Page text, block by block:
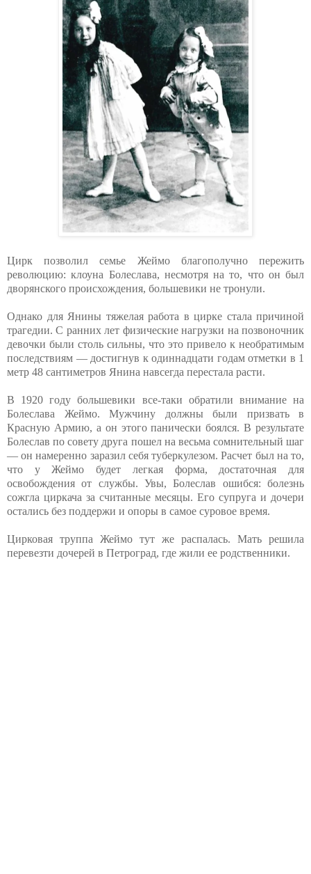
Цирк позволил семье Жеймо благополучно пережить
революцию: клоуна Болеслава, несмотря на то, что он был
дворянского происхождения, большевики не тронули.
Однако для Янины тяжелая работа в цирке стала причиной
трагедии. С ранних лет физические нагрузки на позвоночник
девочки были столь сильны, что это привело к необратимым
последствиям — достигнув к одиннадцати годам отметки в 1
метр 48 сантиметров Янина навсегда перестала расти.
В 1920 году большевики все-таки обратили внимание на
Болеслава Жеймо. Мужчину должны были призвать в
Красную Армию, а он этого панически боялся. В результате
Болеслав по совету друга пошел на весьма сомнительный шаг
— он намеренно заразил себя туберкулезом. Расчет был на то,
что у Жеймо будет легкая форма, достаточная для
освобождения от службы. Увы, Болеслав ошибся: болезнь
сожгла циркача за считанные месяцы. Его супруга и дочери
остались без поддержи и опоры в самое суровое время.
Цирковая труппа Жеймо тут же распалась. Мать решила
перевезти дочерей в Петроград, где жили ее родственники.